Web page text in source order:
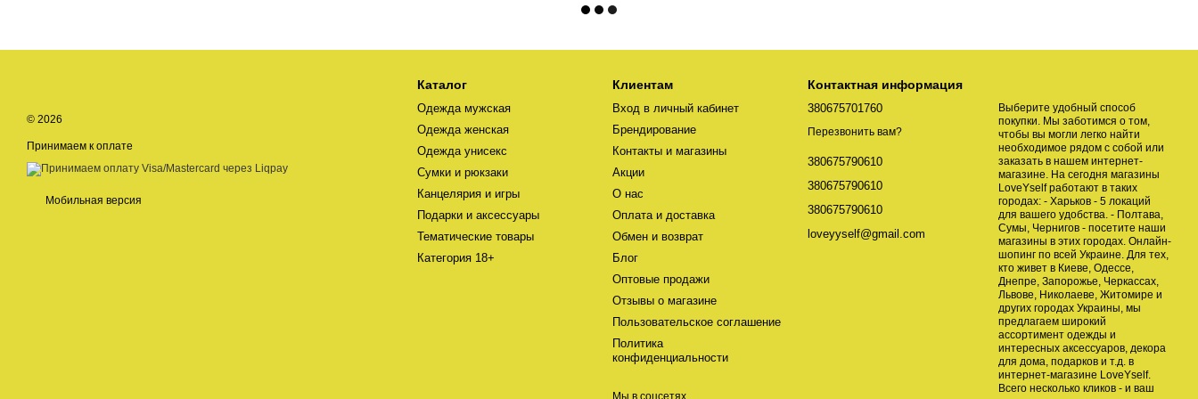
© 2026
Принимаем к оплате
Мобильная версия
Каталог
Одежда мужская
Одежда женская
Одежда унисекс
Сумки и рюкзаки
Канцелярия и игры
Подарки и аксессуары
Тематические товары
Категория 18+
Клиентам
Вход в личный кабинет
Брендирование
Контакты и магазины
Акции
О нас
Оплата и доставка
Обмен и возврат
Блог
Оптовые продажи
Отзывы о магазине
Пользовательское соглашение
Политика
конфиденциальности
Мы в соцсетях
Контактная информация
380675701760
Перезвонить вам?
380675790610
380675790610
380675790610
loveyyself@gmail.com
Выберите удобный способ
покупки. Мы заботимся о том,
чтобы вы могли легко найти
необходимое рядом с собой или
заказать в нашем интернет-
магазине. На сегодня магазины
LoveYself работают в таких
городах: - Харьков - 5 локаций
для вашего удобства. - Полтава,
Сумы, Чернигов - посетите наши
магазины в этих городах. Онлайн-
шопинг по всей Украине. Для тех,
кто живет в Киеве, Одессе,
Днепре, Запорожье, Черкассах,
Львове, Николаеве, Житомире и
других городах Украины, мы
предлагаем широкий
ассортимент одежды и
интересных аксессуаров, декора
для дома, подарков и т.д. в
интернет-магазине LoveYself.
Всего несколько кликов - и ваш